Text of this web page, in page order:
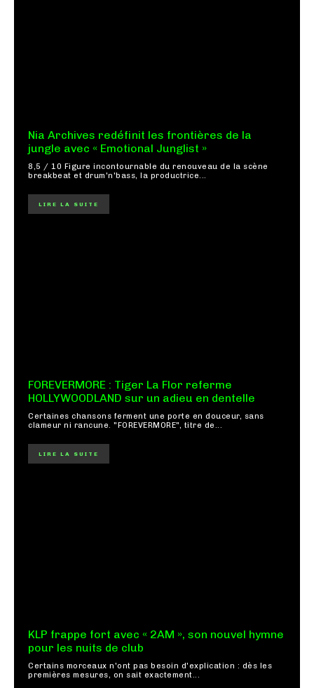
Nia Archives redéfinit les frontières de la
jungle avec « Emotional Junglist »
8,5 / 10 Figure incontournable du renouveau de la scène
breakbeat et drum'n'bass, la productrice...
LIRE LA SUITE
FOREVERMORE : Tiger La Flor referme
HOLLYWOODLAND sur un adieu en dentelle
Certaines chansons ferment une porte en douceur, sans
clameur ni rancune. "FOREVERMORE", titre de...
LIRE LA SUITE
KLP frappe fort avec « 2AM », son nouvel hymne
pour les nuits de club
Certains morceaux n'ont pas besoin d'explication : dès les
premières mesures, on sait exactement...